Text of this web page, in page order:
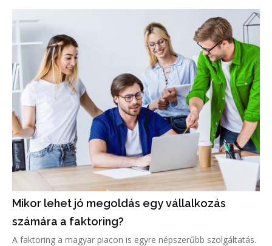
Mikor lehet jó megoldás egy vállalkozás
számára a faktoring?
A faktoring a magyar piacon is egyre népszerűbb szolgáltatás.